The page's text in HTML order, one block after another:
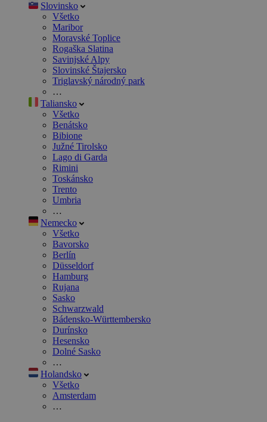
Slovinsko
Všetko
Maribor
Moravské Toplice
Rogaška Slatina
Savinjské Alpy
Slovinské Štajersko
Triglavský národný park
…
Taliansko
Všetko
Benátsko
Bibione
Južné Tirolsko
Lago di Garda
Rimini
Toskánsko
Trento
Umbria
…
Nemecko
Všetko
Bavorsko
Berlín
Düsseldorf
Hamburg
Rujana
Sasko
Schwarzwald
Bádensko-Württembersko
Durínsko
Hesensko
Dolné Sasko
…
Holandsko
Všetko
Amsterdam
…